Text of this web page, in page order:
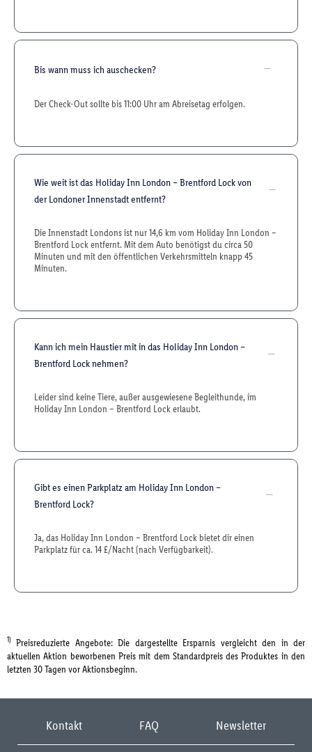
Bis wann muss ich auschecken?
Der Check-Out sollte bis 11:00 Uhr am Abreisetag erfolgen.
Wie weit ist das Holiday Inn London – Brentford Lock von
der Londoner Innenstadt entfernt?
Die Innenstadt Londons ist nur 14,6 km vom Holiday Inn London –
Brentford Lock entfernt. Mit dem Auto benötigst du circa 50
Minuten und mit den öffentlichen Verkehrsmitteln knapp 45
Minuten.
Kann ich mein Haustier mit in das Holiday Inn London –
Brentford Lock nehmen?
Leider sind keine Tiere, außer ausgewiesene Begleithunde, im
Holiday Inn London – Brentford Lock erlaubt.
Gibt es einen Parkplatz am Holiday Inn London –
Brentford Lock?
Ja, das Holiday Inn London – Brentford Lock bietet dir einen
Parkplatz für ca. 14 £/Nacht (nach Verfügbarkeit).
1) Preisreduzierte Angebote: Die dargestellte Ersparnis vergleicht den in der
aktuellen Aktion beworbenen Preis mit dem Standardpreis des Produktes in den
letzten 30 Tagen vor Aktionsbeginn.
Kontakt FAQ Newsletter